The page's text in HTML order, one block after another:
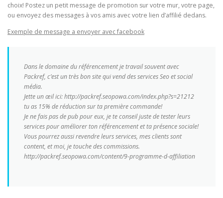
choix! Postez un petit message de promotion sur votre mur, votre page,
ou envoyez des messages à vos amis avec votre lien d’affilié dedans.
Exemple de message a envoyer avec facebook
Dans le domaine du référencement je travail souvent avec
Packref, c’est un très bon site qui vend des services Seo et social
média.
Jette un œil ici: http://packref.seopowa.com/index.php?s=21212
tu as 15% de réduction sur ta première commande!
Je ne fais pas de pub pour eux, je te conseil juste de tester leurs
services pour améliorer ton référencement et ta présence sociale!
Vous pourrez aussi revendre leurs services, mes clients sont
content, et moi, je touche des commissions.
http://packref.seopowa.com/content/9-programme-d-affiliation